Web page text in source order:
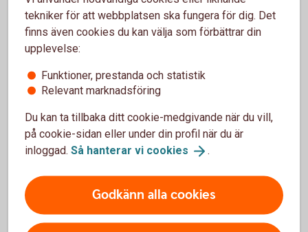
kollektivavtal, men vanligast är en avsättning på 4,5
procent av lön upp till drygt 50 000 kronor per månad
och avsättning på 30 procent på lön däröver (2025).
Tillbaka
Utveckling av månadssparande med ränta-på-
sparande
sparande
avkastning
0 0 0 0
tekniker för att webbplatsen ska fungera för dig. Det
finns även cookies du kan välja som förbättrar din
upplevelse:
Funktioner, prestanda och statistik
Relevant marknadsföring
Du kan ta tillbaka ditt cookie-medgivande när du vill,
på cookie-sidan eller under din profil när du är
inloggad. Så hanterar vi cookies .
Godkänn alla cookies